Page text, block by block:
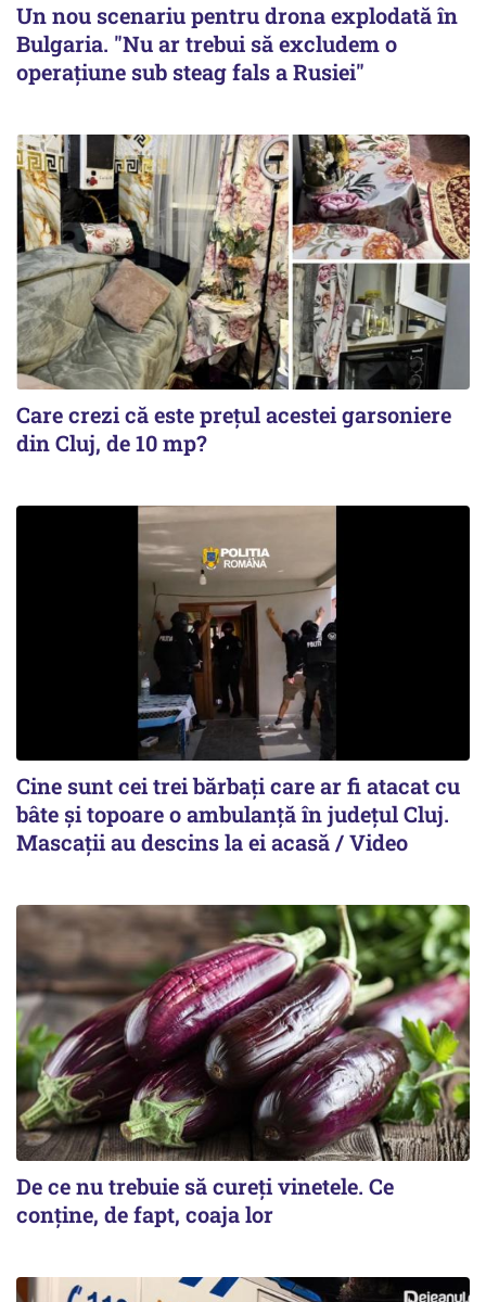
Un nou scenariu pentru drona explodată în
Bulgaria. "Nu ar trebui să excludem o
operațiune sub steag fals a Rusiei"
Care crezi că este prețul acestei garsoniere
din Cluj, de 10 mp?
Cine sunt cei trei bărbați care ar fi atacat cu
bâte și topoare o ambulanță în județul Cluj.
Mascații au descins la ei acasă / Video
De ce nu trebuie să cureți vinetele. Ce
conține, de fapt, coaja lor